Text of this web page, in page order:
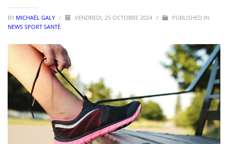
BY MICHAËL GALY / VENDREDI, 25 OCTOBRE 2024 /
PUBLISHED IN
NEWS SPORT SANTÉ